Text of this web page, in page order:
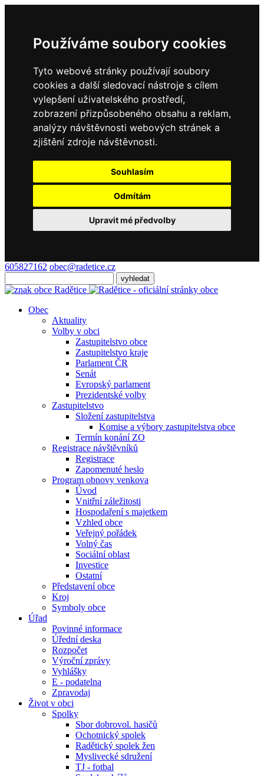
Používáme soubory cookies
Tyto webové stránky používají soubory
cookies a další sledovací nástroje s cílem
vylepšení uživatelského prostředí,
zobrazení přizpůsobeného obsahu a reklam,
analýzy návštěvnosti webových stránek a
zjištění zdroje návštěvnosti.
Souhlasím
Odmítám
Upravit mé předvolby
605827162 obec@radetice.cz
Obec
Aktuality
Volby v obci
Zastupitelstvo obce
Zastupitelstvo kraje
Parlament ČR
Senát
Evropský parlament
Prezidentské volby
Zastupitelstvo
Složení zastupitelstva
Komise a výbory zastupitelstva obce
Termín konání ZO
Registrace návštěvníků
Registrace
Zapomenuté heslo
Program obnovy venkova
Úvod
Vnitřní záležitosti
Hospodaření s majetkem
Vzhled obce
Veřejný pořádek
Volný čas
Sociální oblast
Investice
Ostatní
Představení obce
Kroj
Symboly obce
Úřad
Povinné informace
Úřední deska
Rozpočet
Výroční zprávy
Vyhlášky
E - podatelna
Zpravodaj
Život v obci
Spolky
Sbor dobrovol. hasičů
Ochotnický spolek
Radětický spolek žen
Myslivecké sdružení
TJ - fotbal